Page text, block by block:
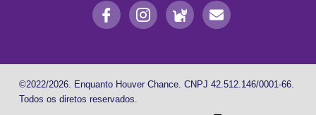
©2022/2026. Enquanto Houver Chance. CNPJ 42.512.146/0001-66.
Todos os diretos reservados.